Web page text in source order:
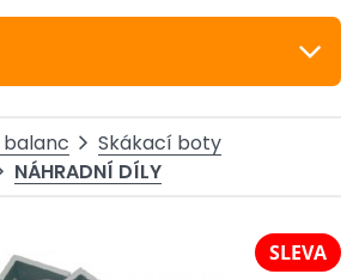
balanc
Skákací boty
NÁHRADNÍ DÍLY
SLEVA